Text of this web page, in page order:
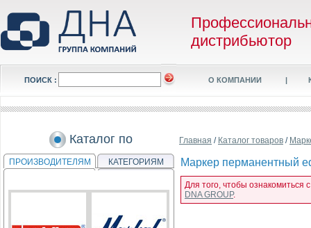
дистрибьютор
ПОИСК : О КОМПАНИИ |
Каталог по
ПРОИЗВОДИТЕЛЯМ КАТЕГОРИЯМ
Главная / Каталог товаров /
Маркер перманентный
Для того, чтобы
DNA GROUP.